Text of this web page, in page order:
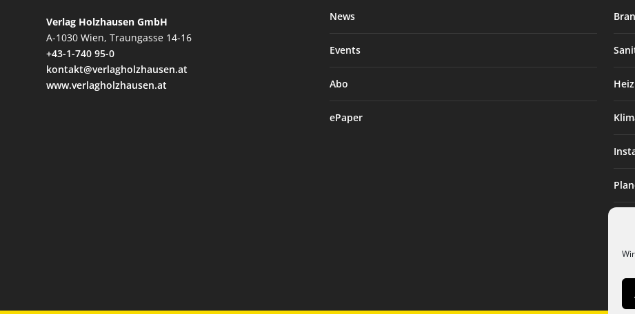
Verlag Holzhausen GmbH
A-1030 Wien, Traungasse 14-16
+43-1-740 95-0
kontakt@verlagholzhausen.at
www.verlagholzhausen.at
News
Events
Abo
ePaper